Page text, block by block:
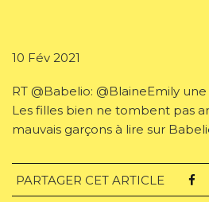
10 Fév 2021
RT @Babelio: @BlaineEmily
Les filles bien ne tombent pas
mauvais garçons à lire sur
PARTAGER CET ARTICLE